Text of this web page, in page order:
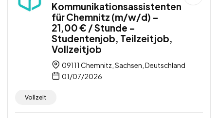
Kommunikationsassistenten
für Chemnitz (m/w/d) –
21,00 € / Stunde –
Studentenjob, Teilzeitjob,
Vollzeitjob
09111 Chemnitz, Sachsen, Deutschland
01/07/2026
Vollzeit